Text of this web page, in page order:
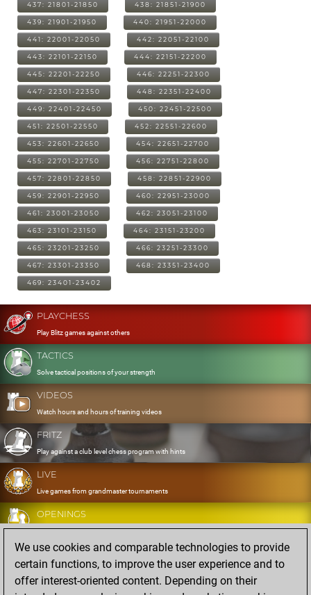
437: 21801-21850 438: 21851-21900
439: 21901-21950 440: 21951-22000
441: 22001-22050 442: 22051-22100
443: 22101-22150 444: 22151-22200
445: 22201-22250 446: 22251-22300
447: 22301-22350 448: 22351-22400
449: 22401-22450 450: 22451-22500
451: 22501-22550 452: 22551-22600
453: 22601-22650 454: 22651-22700
455: 22701-22750 456: 22751-22800
457: 22801-22850 458: 22851-22900
459: 22901-22950 460: 22951-23000
461: 23001-23050 462: 23051-23100
463: 23101-23150 464: 23151-23200
465: 23201-23250 466: 23251-23300
467: 23301-23350 468: 23351-23400
469: 23401-23402
PLAYCHESS
Play Blitz games against others
TACTICS
Solve tactical positions of your strength
VIDEOS
Watch hours and hours of training videos
FRITZ
Play against a club level chess program with hints
LIVE
Live games from grandmaster tournaments
OPENINGS
Develop and exercise your openings
DATABASE
Eight million strong games
We use cookies and comparable technologies to provide
certain functions, to improve the user experience and to
offer interest-oriented content. Depending on their